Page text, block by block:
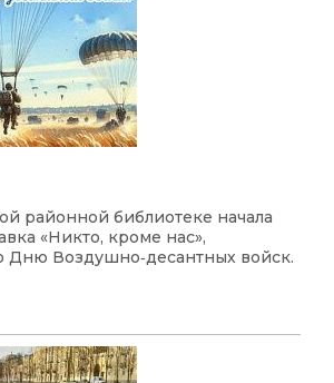
районной библиотеке начала
«Никто, кроме нас»,
Дню Воздушно‑десантных войск.